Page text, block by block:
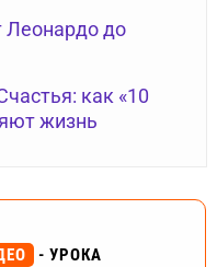
Леонардо до
как «10
жизнь
- УРОКА